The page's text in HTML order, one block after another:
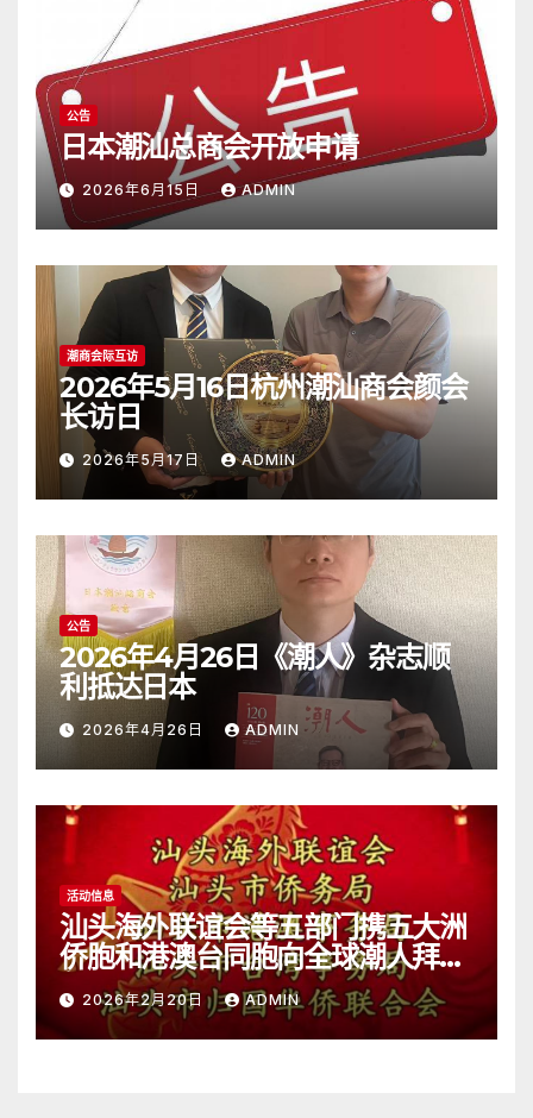
公告
日本潮汕总商会开放申请
2026年6月15日 ADMIN
潮商会际互访
2026年5月16日杭州潮汕商会颜会
长访日
2026年5月17日 ADMIN
公告
2026年4月26日《潮人》杂志顺
利抵达日本
2026年4月26日 ADMIN
活动信息
汕头海外联谊会等五部门携五大洲
侨胞和港澳台同胞向全球潮人拜
年！
2026年2月20日 ADMIN